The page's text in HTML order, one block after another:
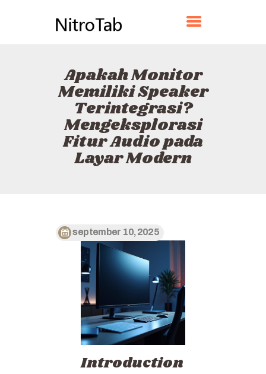
Apakah Monitor
Memiliki Speaker
Terintegrasi?
Mengeksplorasi
Fitur Audio pada
Layar Modern
NITROTAB
BERANDA
TENTANG
KONTAK
KEBIJAKAN
BAHASA INDONESIA
september 10, 2025
Introduction